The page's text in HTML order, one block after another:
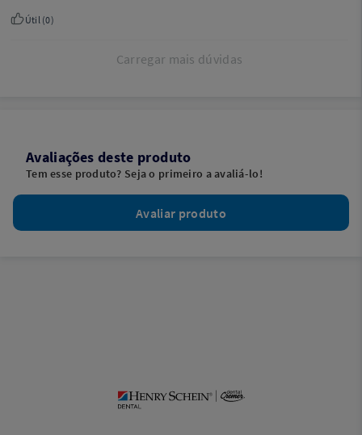
Útil (0)
Carregar mais dúvidas
Avaliações deste produto
Tem esse produto? Seja o primeiro a avaliá-lo!
Avaliar produto